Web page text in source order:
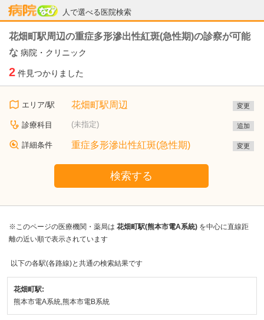
人で選べる医院検索
病院なび
花畑町駅周辺の重症多形滲出性紅斑(急性期)の診察が可能
な 病院・クリニック
2 件見つかりました
エリア/駅 花畑町駅周辺 変更
診療科目 (未指定) 追加
詳細条件 重症多形滲出性紅斑(急性期) 変更
検索する
※このページの医療機関・薬局は 花畑町駅(熊本市電A系統) を中心に直線距
離の近い順で表示されています
以下の各駅(各路線)と共通の検索結果です
花畑町駅:
熊本市電A系統,熊本市電B系統